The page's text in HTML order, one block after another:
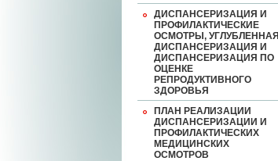
ДИСПАНСЕРИЗАЦИЯ И
ПРОФИЛАКТИЧЕСКИЕ
ОСМОТРЫ, УГЛУБЛЕННАЯ
ДИСПАНСЕРИЗАЦИЯ И
ДИСПАНСЕРИЗАЦИЯ ПО
ОЦЕНКЕ
РЕПРОДУКТИВНОГО
ЗДОРОВЬЯ
ПЛАН РЕАЛИЗАЦИИ
ДИСПАНСЕРИЗАЦИИ И
ПРОФИЛАКТИЧЕСКИХ
МЕДИЦИНСКИХ
ОСМОТРОВ